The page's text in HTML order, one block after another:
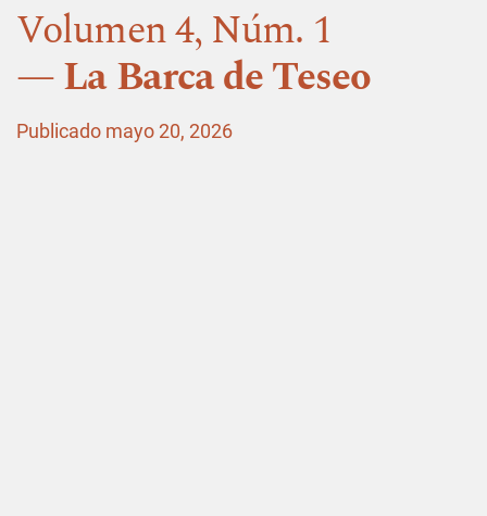
Volumen 4,Núm. 1
La Barca de Teseo
Publicado mayo 20, 2026